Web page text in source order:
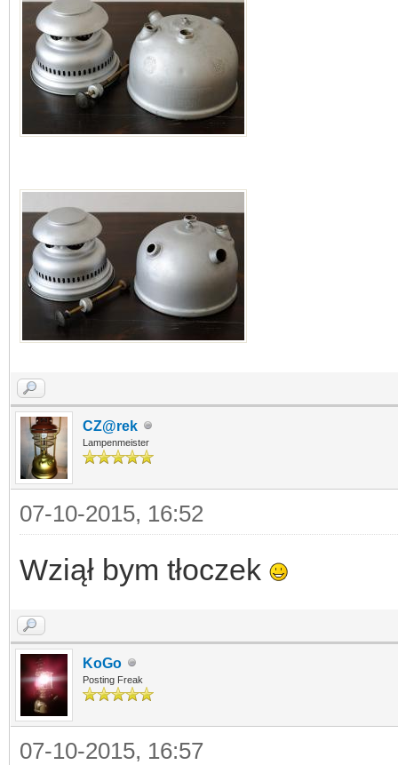
CZ@rek
Lampenmeister
07-10-2015, 16:52
Wziął bym tłoczek
KoGo
Posting Freak
07-10-2015, 16:57